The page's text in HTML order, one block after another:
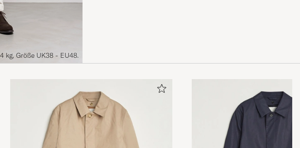
kg, Größe UK38 - EU48.